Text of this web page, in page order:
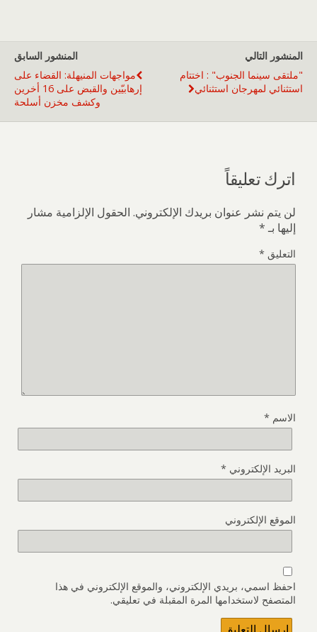
المنشور السابق
مواجهات المنيهلة: القضاء على
إرهابيّين والقبض على 16 أخرين
وكشف مخزن أسلحة
المنشور التالي
"ملتقى سينما الجنوب" : اختتام
استثنائي لمهرجان استثنائي
اترك تعليقاً
لن يتم نشر عنوان بريدك الإلكتروني. الحقول الإلزامية مشار
إليها بـ*
التعليق *
الاسم *
البريد الإلكتروني *
الموقع الإلكتروني
احفظ اسمي، بريدي الإلكتروني، والموقع الإلكتروني في هذا
المتصفح لاستخدامها المرة المقبلة في تعليقي.